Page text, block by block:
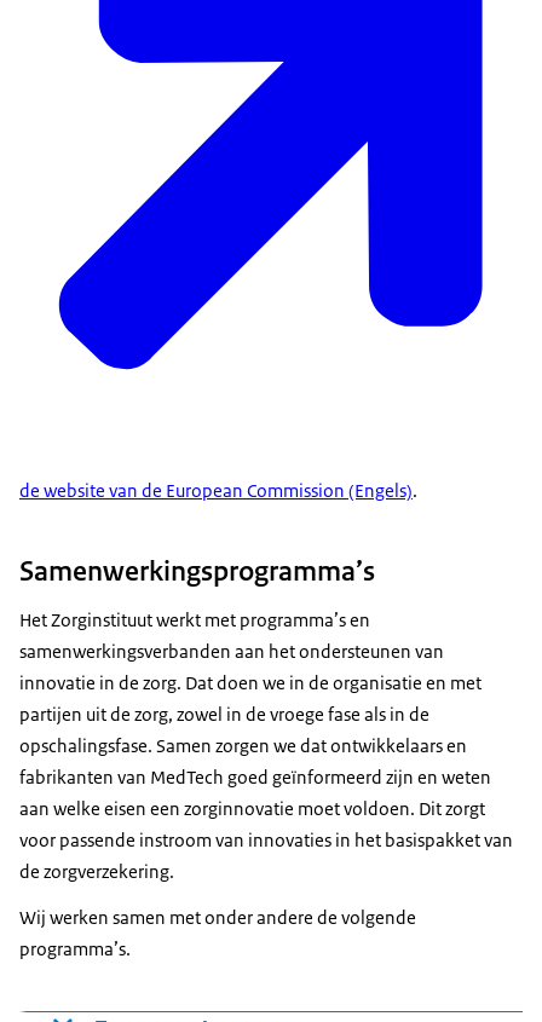
de website van de European Commission (Engels).
Samenwerkingsprogramma’s
Het Zorginstituut werkt met programma’s en
samenwerkingsverbanden aan het ondersteunen van
innovatie in de zorg. Dat doen we in de organisatie en met
partijen uit de zorg, zowel in de vroege fase als in de
opschalingsfase. Samen zorgen we dat ontwikkelaars en
fabrikanten van MedTech goed geïnformeerd zijn en weten
aan welke eisen een zorginnovatie moet voldoen. Dit zorgt
voor passende instroom van innovaties in het basispakket van
de zorgverzekering.
Wij werken samen met onder andere de volgende
programma’s.